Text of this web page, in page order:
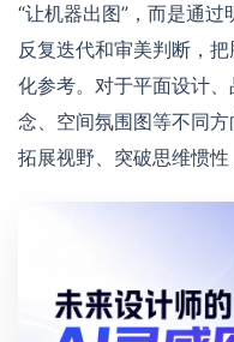
“让机器出图”，而是通过
反复迭代和审美判断，
化参考。对于平面设计
念、空间氛围图等不同
拓展视野、突破思维惯性